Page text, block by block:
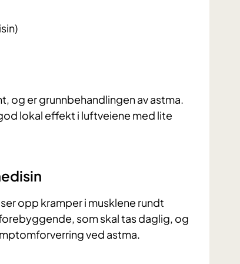
og er grunnbehandlingen av astma.
lokal effekt i luftveiene med lite
opp kramper i musklene rundt
som skal tas daglig, og
ved astma.